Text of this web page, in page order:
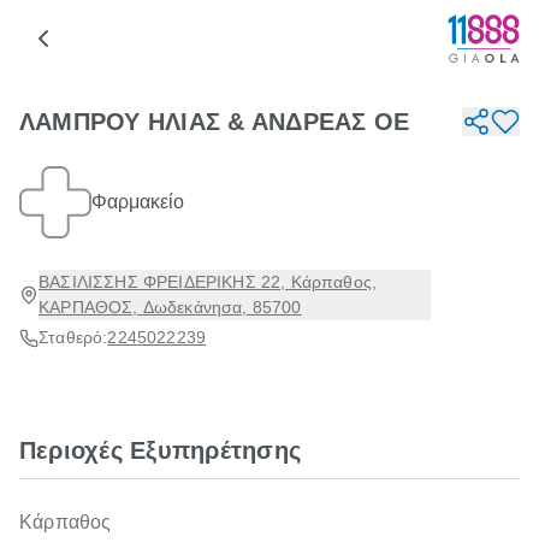
ΛΑΜΠΡΟΥ ΗΛΙΑΣ & ΑΝΔΡΕΑΣ ΟΕ
Φαρμακείο
ΒΑΣΙΛΙΣΣΗΣ ΦΡΕΙΔΕΡΙΚΗΣ 22, Κάρπαθος,
ΚΑΡΠΑΘΟΣ, Δωδεκάνησα, 85700
Σταθερό:2245022239
Περιοχές Εξυπηρέτησης
Κάρπαθος